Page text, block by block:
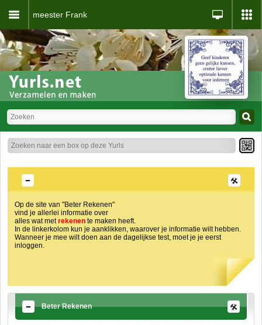
meester Frank
Op de site van "Beter Rekenen"
vind je allerlei informatie over
alles wat metrekenen te maken heeft.
In de linkerkolom kun je aanklikken, waarover je informatie wilt hebben.
Wanneer je mee wilt doen aan de dagelijkse test, moet je je eerst
inloggen.
Beter Rekenen